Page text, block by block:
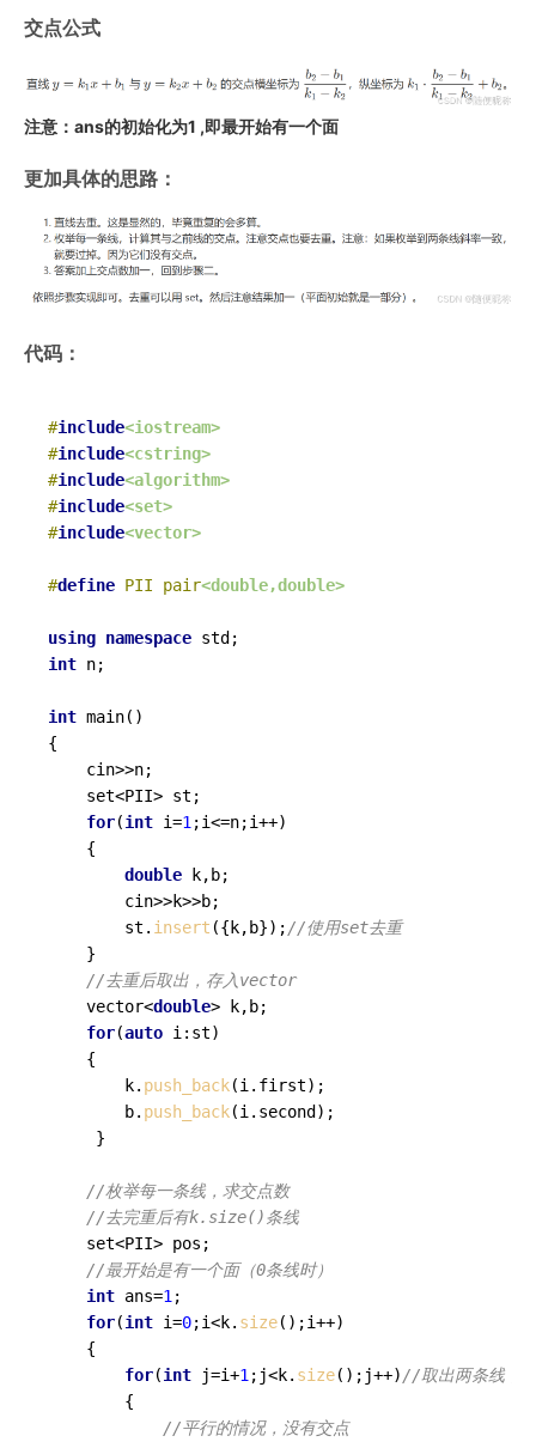
交点公式
注意：ans的初始化为1 ,即最开始有一个面
更加具体的思路：
代码：
#include<iostream>
#include<cstring>
#include<algorithm>
#include<set>
#include<vector>
#define PII pair<double,double>
using namespace
int n;
int main()
{
cin>>n;
set<PII> st;
for(int i=1 ;i<=n;i++)
{
double k,b;
cin>>k>>b;
st. insert ({k,b});//使用set去重
}
//去重后取出，存入vector
vector<double> k,b;
for(auto i:st)
{
k. push_back(i.first);
b. push_back(i.second);
}
//枚举每一条线，求交点数
//去完重后有k.size()条线
set<PII> pos;
//最开始是有一个面（0条线时）
int ans=1 ;
for(int i=0;i<k. size();i++)
{
for(int j=i+1 ;j<k. size();j++)//取出两条线，
{
//平行的情况，没有交点